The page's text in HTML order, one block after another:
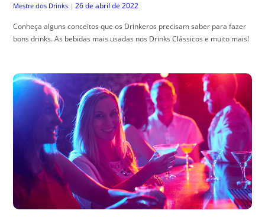
Mestre dos Drinks | 26 de abril de 2022
Conheça alguns conceitos que os Drinkeros precisam saber para fazer
bons drinks. As bebidas mais usadas nos Drinks Clássicos e muito mais!